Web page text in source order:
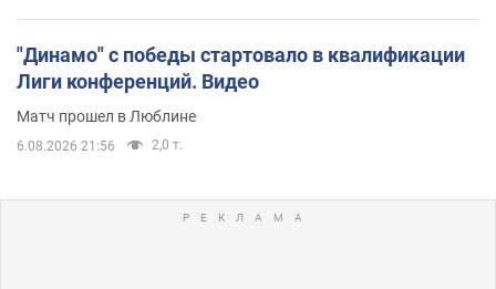
"Динамо" с победы стартовало в квалификации
Лиги конференций. Видео
Матч прошел в Люблине
6.08.2026 21:56 2,0 т.